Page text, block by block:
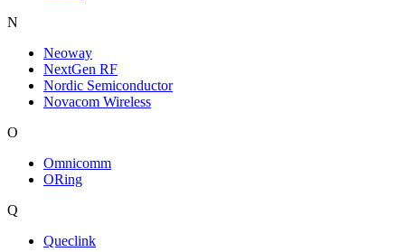
N
Neoway
NextGen RF
Nordic Semiconductor
Novacom Wireless
O
Omnicomm
ORing
Q
Queclink